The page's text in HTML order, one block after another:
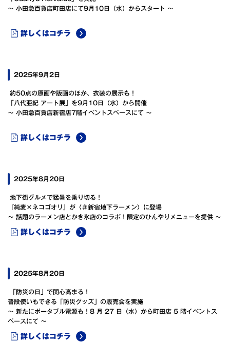
～ 小田急百貨店町田店にて9月10日（水）からスタート ～
詳しくはコチラ
2025年9月2日
約50点の原画や版画のほか、衣装の展示も！
「八代亜紀 アート展」を9月10日（水）から開催
～ 小田急百貨店新宿店7階イベントスペースにて ～
詳しくはコチラ
2025年8月20日
地下街グルメで猛暑を乗り切る！
『純麦×ネコゴオリ』が〈＃新宿地下ラーメン〉に登場
～ 話題のラーメン店とかき氷店のコラボ！限定のひんやりメニューを提供 ～
詳しくはコチラ
2025年8月20日
「防災の日」で関心高まる！
普段使いもできる「防災グッズ」の販売会を実施
～ 新たにポータブル電源も！8 月 27 日（水）から町田店 5 階イベントス
ペースにて ～
詳しくはコチラ